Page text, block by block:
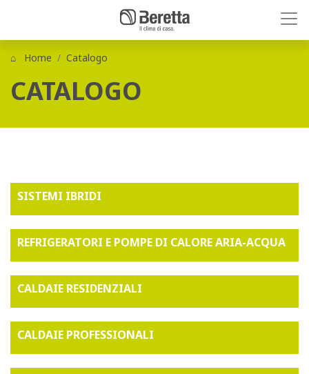
Home Catalogo
CATALOGO
SISTEMI IBRIDI
REFRIGERATORI E POMPE DI CALORE ARIA-ACQUA
CALDAIE RESIDENZIALI
CALDAIE PROFESSIONALI